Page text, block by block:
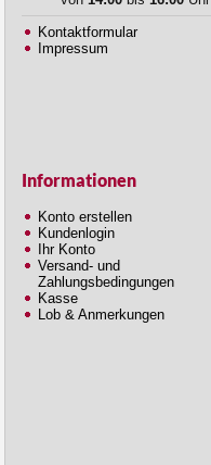
Kontaktformular
Impressum
Informationen
Konto erstellen
Kundenlogin
Ihr Konto
Versand- und
Zahlungsbedingungen
Kasse
Lob & Anmerkungen